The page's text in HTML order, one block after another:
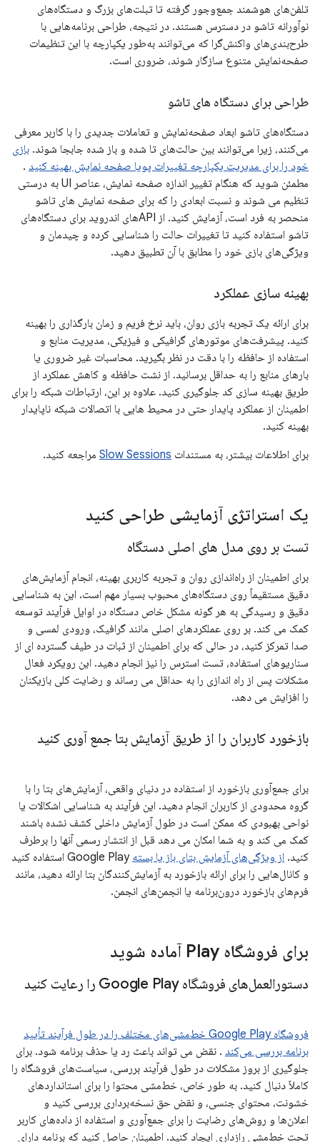
تلفن‌های هوشمند جمع‌وجور گرفته تا تبلت‌های بزرگ و دستگاه‌های
نوآورانه تاشو در دسترس هستند. در نتیجه، طراحی برنامه‌هایی با
طرح‌بندی‌های واکنش‌گرا که می‌توانند به‌طور یکپارچه با این تنظیمات
صفحه‌نمایش متنوع سازگار شوند، ضروری است.
طراحی برای دستگاه های تاشو
دستگاه‌های تاشو ابعاد صفحه‌نمایش و تعاملات جدیدی را با کاربر معرفی
می‌کنند، زیرا می‌توانند بین حالت‌های تا شده و باز شده جابجا شوند. بازی
خود را برای مدیریت یکپارچه تغییرات پویا صفحه نمایش بهینه کنید .
مطمئن شوید که هنگام تغییر اندازه صفحه نمایش، عناصر UI به درستی
تنظیم می شوند و نسبت ابعادی را که برای صفحه نمایش های تاشو
منحصر به فرد است، آزمایش کنید. از APIهای اندروید برای دستگاه‌های
تاشو استفاده کنید تا تغییرات حالت را شناسایی کرده و چیدمان و
ویژگی‌های بازی خود را مطابق با آن تطبیق دهید.
بهینه سازی عملکرد
برای ارائه یک تجربه بازی روان، باید نرخ فریم و زمان بارگذاری را بهینه
کنید. پیشرفت‌های موتورهای گرافیکی و فیزیکی، مدیریت منابع و
استفاده از حافظه را با دقت در نظر بگیرید. محاسبات غیر ضروری یا
بارهای منابع را به حداقل برسانید. از نشت حافظه و کاهش عملکرد از
طریق بهینه سازی کد جلوگیری کنید. علاوه بر این، ارتباطات شبکه را برای
اطمینان از عملکرد پایدار حتی در محیط هایی با اتصالات شبکه ناپایدار
بهینه کنید.
برای اطلاعات بیشتر، به مستندات Slow Sessions مراجعه کنید.
یک استراتژی آزمایشی طراحی کنید
تست بر روی مدل های اصلی دستگاه
برای اطمینان از راه‌اندازی روان و تجربه کاربری بهینه، انجام آزمایش‌های
دقیق مستقیماً روی دستگاه‌های محبوب بسیار مهم است. این به شناسایی
دقیق و رسیدگی به هر گونه مشکل خاص دستگاه در اوایل فرآیند توسعه
کمک می کند. بر روی عملکردهای اصلی مانند گرافیک، ورودی لمسی و
صدا تمرکز کنید، در حالی که برای اطمینان از ثبات در طیف گسترده ای از
سناریوهای استفاده، تست استرس را نیز انجام دهید. این رویکرد فعال
مشکلات پس از راه اندازی را به حداقل می رساند و رضایت کلی بازیکنان
را افزایش می دهد.
بازخورد کاربران را از طریق آزمایش بتا جمع آوری کنید
برای جمع‌آوری بازخورد از استفاده در دنیای واقعی، آزمایش‌های بتا را با
گروه محدودی از کاربران انجام دهید. این فرآیند به شناسایی اشکالات یا
نواحی بهبودی که ممکن است در طول آزمایش داخلی کشف نشده باشند
کمک می کند و به شما امکان می دهد قبل از انتشار رسمی آنها را برطرف
کنید. از ویژگی‌های آزمایش بتای باز یا بسته
Google Play استفاده کنید
و کانال‌هایی را برای ارائه بازخورد به آزمایش‌کنندگان بتا ارائه دهید، مانند
فرم‌های بازخورد درون‌برنامه یا انجمن‌های انجمن.
برای فروشگاه Play آماده شوید
دستورالعمل‌های فروشگاه Google Play را رعایت کنید
فروشگاه Google Play خط‌مشی‌های مختلف را در طول فرآیند تأیید
برنامه بررسی می‌کند . نقض می تواند باعث رد یا حذف برنامه شود. برای
جلوگیری از بروز مشکلات در طول فرآیند بررسی، سیاست‌های فروشگاه را
کاملاً دنبال کنید. به طور خاص، خط‌مشی محتوا را برای استانداردهای
خشونت، محتوای جنسی، و نقض حق نسخه‌برداری بررسی کنید و
اعلان‌ها و روش‌های رضایت را برای جمع‌آوری و استفاده از داده‌های کاربر
تحت خط‌مشی رازداری ایجاد کنید. اطمینان حاصل کنید که برنامه دارای